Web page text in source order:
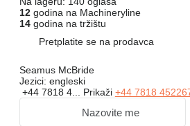
12godina na Machineryline
14godina na tržištu
Pretplatite se na prodavca
Seamus McBride
Jezici: engleski
+44 7818 4... Prikaži +44 7818
Nazovite me